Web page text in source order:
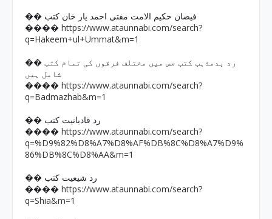
�� فیضان حکیم الامت مفتی احمد یار خان کتب
���� https://www.ataunnabi.com/search?
q=Hakeem+ul+Ummat&m=1
�� رد بدمذہب کتب جس میں مختلف فرقوں کی تمام کتب
شامل ہیں
���� https://www.ataunnabi.com/search?
q=Badmazhab&m=1
�� رد قادیانیت کتب
���� https://www.ataunnabi.com/search?
q=%D9%82%D8%A7%D8%AF%DB%8C%D8%A7%D9%
86%DB%8C%D8%AA&m=1
�� رد شیعیت کتب
���� https://www.ataunnabi.com/search?
q=Shia&m=1